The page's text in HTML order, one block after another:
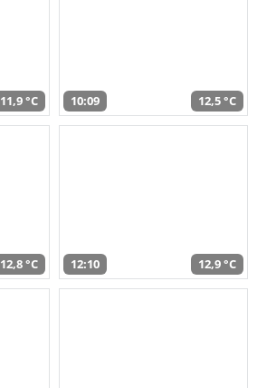
11,9 °C 10:09 12,5 °C
12,8 °C 12:10 12,9 °C